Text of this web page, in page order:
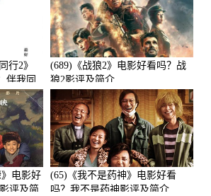
行2》
伴我同
(689)《战狼2》电影好看吗？战
狼2影评及简介
电影好
评及简
(65)《我不是药神》电影好看
吗？我不是药神影评及简介